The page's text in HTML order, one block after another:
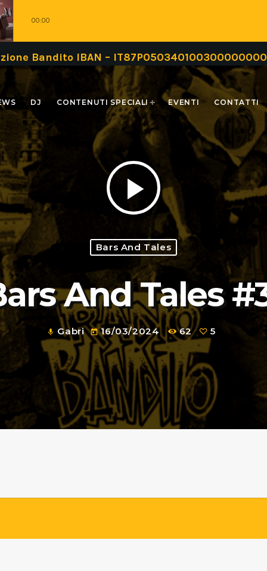
00:00
IBAN – IT87P0503401003000000000999
DJ CONTENUTI SPECIALI EVENTI CONTATTI
play_arrow
Bars And Tales
And Tales
mic Gabri today 16/03/2024 62 5